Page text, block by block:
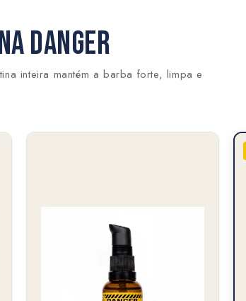
DANGER
inteira mantém a barba forte, limpa e